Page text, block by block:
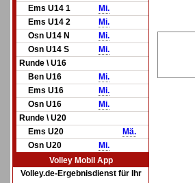
Ems U14 1
Mi.
Ems U14 2
Mi.
Osn U14 N
Mi.
Osn U14 S
Mi.
Runde \ U16
Ben U16
Mi.
Ems U16
Mi.
Osn U16
Mi.
Runde \ U20
Ems U20
Mä.
Osn U20
Mi.
Volley Mobil App
Volley.de-Ergebnisdienst für Ihr